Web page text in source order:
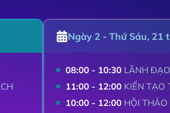
Ngày 2 - Thứ Sáu, 21
08:00 - 10:30 LÃNH
11:00 - 12:00 KIẾN TẠO
10:00 - 12:00 HỘI THẢO